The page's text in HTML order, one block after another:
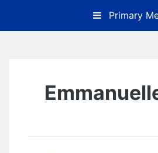
content
Primary